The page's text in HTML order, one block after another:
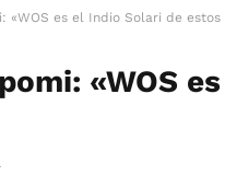
«WOS es el Indio Solari de estos
«WOS